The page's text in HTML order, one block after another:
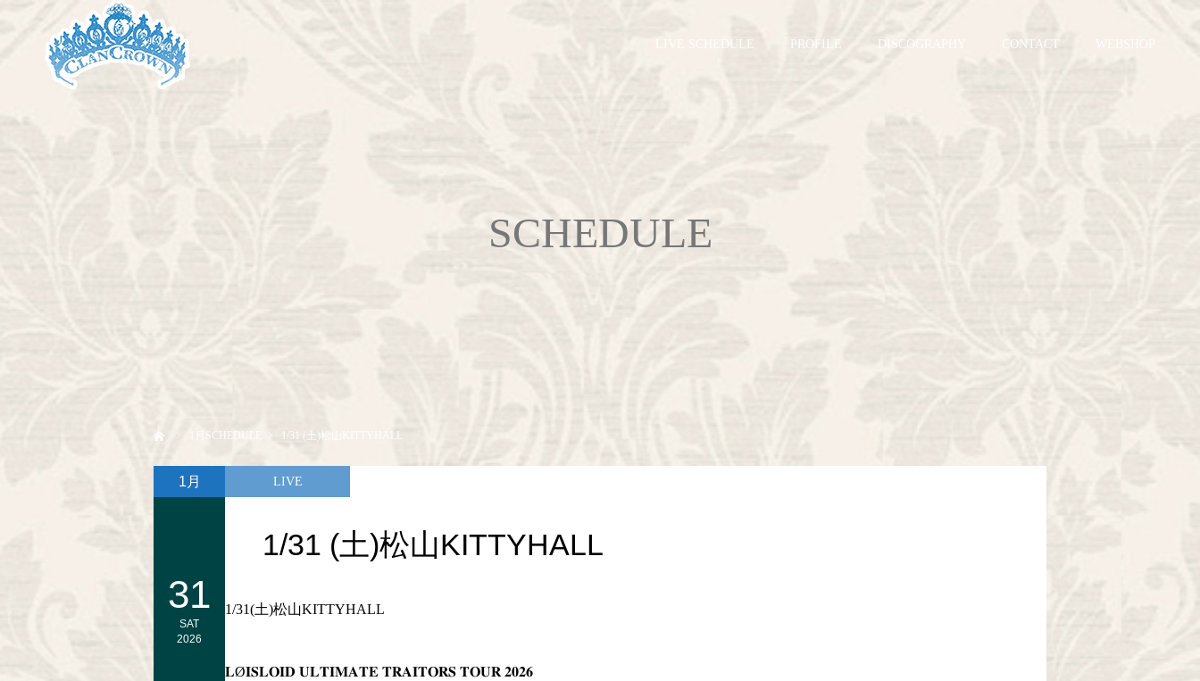
LIVE SCHEDULE PROFILE DISCOGRAPHY CONTACT
SCHEDULE
月SCHEDULE 1/31 (土)松山KITTYHALL
1/31 (土)松山KITTYHALL
1月
31
SAT
2026
LIVE
1/31(土)松山KITTYHALL
𝐋Ø𝐈𝐒𝐋𝐎𝐈𝐃 𝐔𝐋𝐓𝐈𝐌𝐀𝐓𝐄 𝐓𝐑𝐀𝐈𝐓𝐎𝐑𝐒 𝐓𝐎𝐔𝐑 𝟐𝟎𝟐𝟔